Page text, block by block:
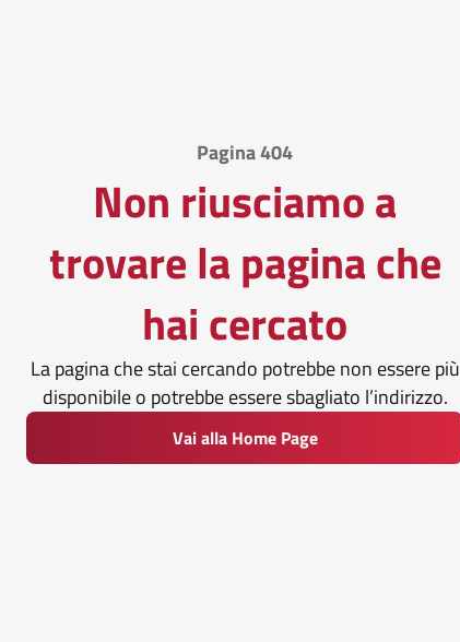
Pagina 404
Non riusciamo a
trovare la pagina che
hai cercato
La pagina che stai cercando potrebbe non essere più
disponibile o potrebbe essere sbagliato l’indirizzo.
Vai alla Home Page